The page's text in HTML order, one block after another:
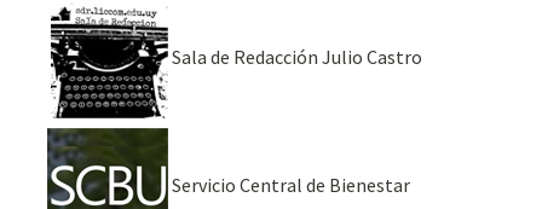
Sala de Redacción Julio Castro
Servicio Central de Bienestar